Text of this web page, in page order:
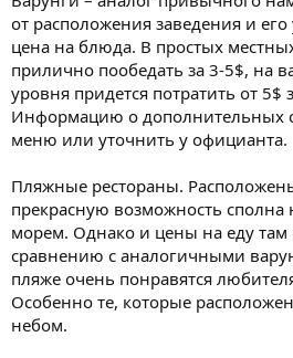
от расположения заведения и
цена на блюда. В простых
прилично пообедать за 3-5$, на
уровня придется потратить от 5$
Информацию о дополнительных
меню или уточнить у официанта.
Пляжные рестораны.
прекрасную возможность сполна
морем. Однако и цены на еду
сравнению с аналогичными
пляже очень понравятся
Особенно те, которые
небом.